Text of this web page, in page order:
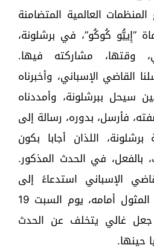
المنظمات العالمية المتضامنة
”إِييُّو كُوكُو”، في برشلونة،
وقتها، مشاركته فيها.
القاضي الإسباني، وأخبرناه
سيحل ببرشلونة، وأمددناه
فأرسل، بدوره، رسالة إلى
اللذان أجابا بكون
بالفعل، في الحدث المذكور.
الإسباني استدعاءً إلى
غالي، يدعوه فيه إلى المثول أمامه، يوم السبت 19
وهو ما جعل غالي يتخلف عن الحدث
حينها.